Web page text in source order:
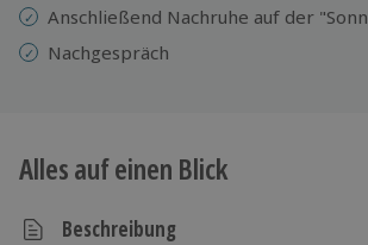
Anschließend Nachruhe auf der
Nachgespräch
Alles auf einen Blick
Beschreibung